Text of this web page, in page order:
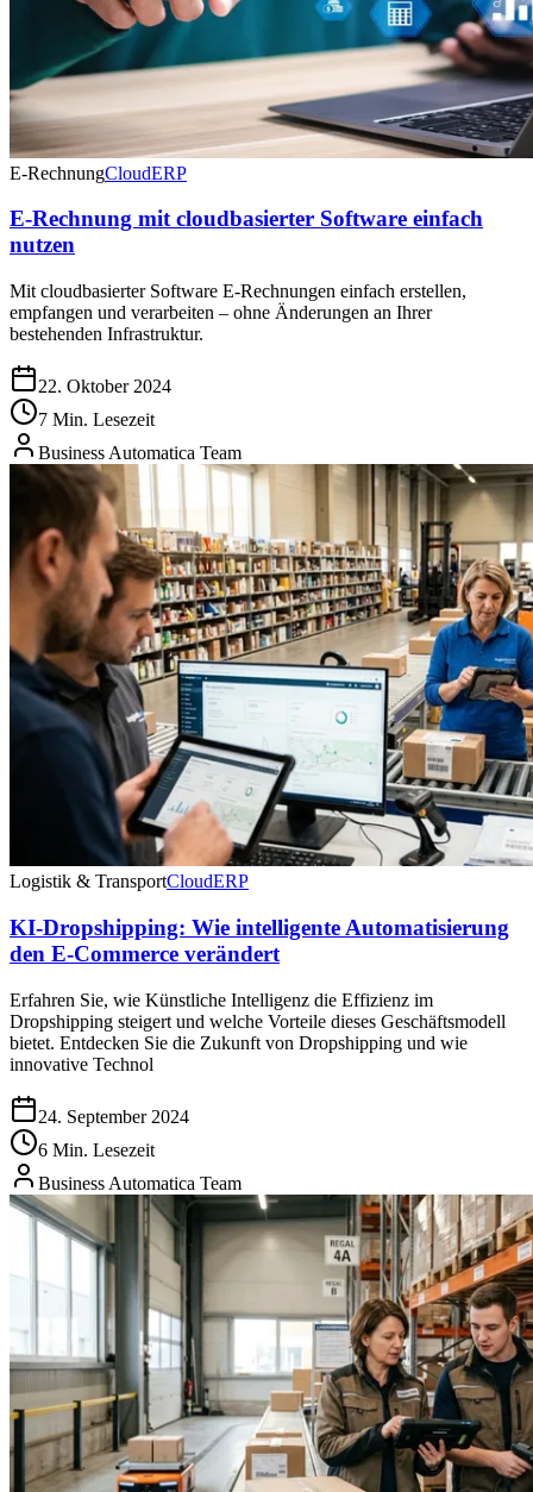
E-RechnungCloudERP
E-Rechnung mit cloudbasierter Software einfach
nutzen
Mit cloudbasierter Software E-Rechnungen einfach erstellen,
empfangen und verarbeiten – ohne Änderungen an Ihrer
bestehenden Infrastruktur.
22. Oktober 2024
7 Min. Lesezeit
Business Automatica Team
Logistik & TransportCloudERP
KI-Dropshipping: Wie intelligente Automatisierung
den E-Commerce verändert
Erfahren Sie, wie Künstliche Intelligenz die Effizienz im
Dropshipping steigert und welche Vorteile dieses Geschäftsmodell
bietet. Entdecken Sie die Zukunft von Dropshipping und wie
innovative Technol
24. September 2024
6 Min. Lesezeit
Business Automatica Team